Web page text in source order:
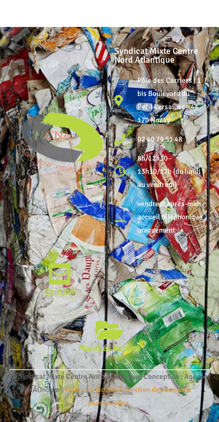
Syndicat Mixte Centre
Nord Atlantique
Pôle des Carriers | 1
bis Boulevard du
Petit Versailles - 44
170 Nozay
02 40 79 51 48
8h/12h30 -
13h30/17h (du lundi
au vendredi)
vendredi après-midi :
accueil téléphonique
uniquement
Contact
Marchés Publics
© Syndicat Mixte Centre Nord Atlantique | Conception : Agence
NÂOnoum |Mentions légales & Gestion des données
personnelles.